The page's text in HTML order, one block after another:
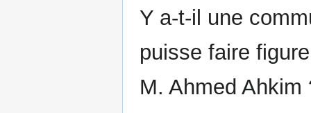
Y a-t-il une
puisse faire
M. Ahmed Ahkim